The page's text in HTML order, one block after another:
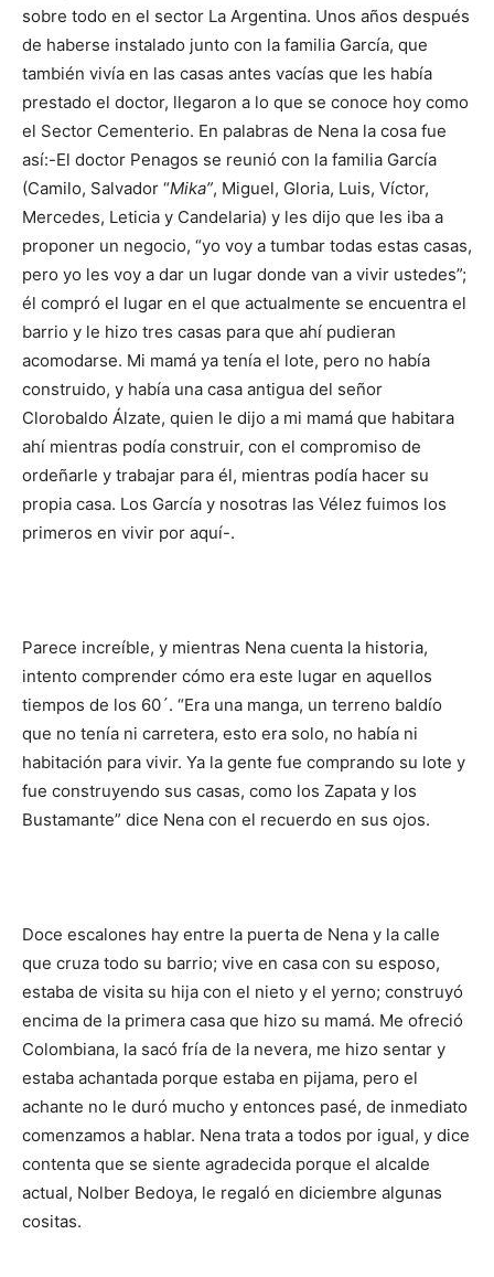
sobre todo en el sector La Argentina. Unos años después
de haberse instalado junto con la familia García, que
también vivía en las casas antes vacías que les había
prestado el doctor, llegaron a lo que se conoce hoy como
el Sector Cementerio. En palabras de Nena la cosa fue
así:-El doctor Penagos se reunió con la familia García
(Camilo, Salvador “Mika”, Miguel, Gloria, Luis, Víctor,
Mercedes, Leticia y Candelaria) y les dijo que les iba a
proponer un negocio, “yo voy a tumbar todas estas casas,
pero yo les voy a dar un lugar donde van a vivir ustedes”;
él compró el lugar en el que actualmente se encuentra el
barrio y le hizo tres casas para que ahí pudieran
acomodarse. Mi mamá ya tenía el lote, pero no había
construido, y había una casa antigua del señor
Clorobaldo Álzate, quien le dijo a mi mamá que habitara
ahí mientras podía construir, con el compromiso de
ordeñarle y trabajar para él, mientras podía hacer su
propia casa. Los García y nosotras las Vélez fuimos los
primeros en vivir por aquí-.
Parece increíble, y mientras Nena cuenta la historia,
intento comprender cómo era este lugar en aquellos
tiempos de los 60´. “Era una manga, un terreno baldío
que no tenía ni carretera, esto era solo, no había ni
habitación para vivir. Ya la gente fue comprando su lote y
fue construyendo sus casas, como los Zapata y los
Bustamante” dice Nena con el recuerdo en sus ojos.
Doce escalones hay entre la puerta de Nena y la calle
que cruza todo su barrio; vive en casa con su esposo,
estaba de visita su hija con el nieto y el yerno; construyó
encima de la primera casa que hizo su mamá. Me ofreció
Colombiana, la sacó fría de la nevera, me hizo sentar y
estaba achantada porque estaba en pijama, pero el
achante no le duró mucho y entonces pasé, de inmediato
comenzamos a hablar. Nena trata a todos por igual, y dice
contenta que se siente agradecida porque el alcalde
actual, Nolber Bedoya, le regaló en diciembre algunas
cositas.